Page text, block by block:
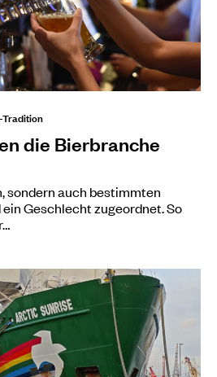
Tradition
die Bierbranche
sondern auch bestimmten
Geschlecht zugeordnet. So